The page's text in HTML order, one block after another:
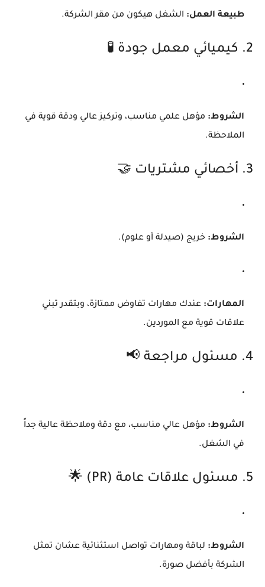
طبيعة العمل: الشغل هيكون من مقر الشركة.
2. كيميائي معمل جودة 🧪
الشروط: مؤهل علمي مناسب، وتركيز عالي ودقة قوية في
الملاحظة.
3. أخصائي مشتريات 🤝
الشروط: خريج (صيدلة أو علوم).
المهارات: عندك مهارات تفاوض ممتازة، وبتقدر تبني
علاقات قوية مع الموردين.
4. مسئول مراجعة 📢
الشروط: مؤهل عالي مناسب، مع دقة وملاحظة عالية جداً
في الشغل.
5. مسئول علاقات عامة (PR) 🌟
الشروط: لباقة ومهارات تواصل استثنائية عشان تمثل
الشركة بأفضل صورة.